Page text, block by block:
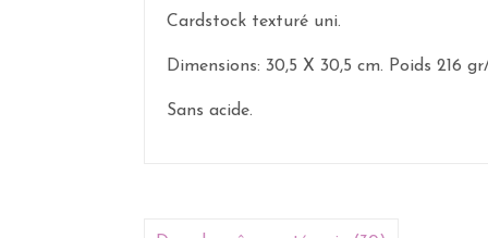
Cardstock texturé uni.
Dimensions: 30,5 X 30,5 cm. Poids 216
Sans acide.